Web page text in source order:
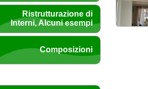
Ristrutturazione di
Interni, Alcuni esempi
Composizioni